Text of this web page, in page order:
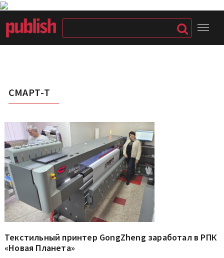
СМАРТ-Т
Текстильный принтер GongZheng заработал в РПК
«Новая Планета»